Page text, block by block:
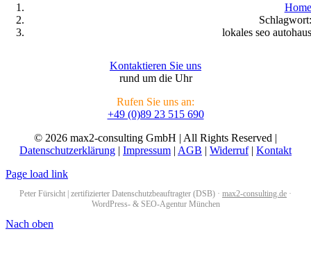
Home
Schlagwort:
lokales seo autohaus
Kontaktieren Sie uns
rund um die Uhr
Rufen Sie uns an:
+49 (0)89 23 515 690
© 2026 max2-consulting GmbH | All Rights Reserved |
Datenschutzerklärung | Impressum | AGB | Widerruf| Kontakt
Page load link
Peter Fürsicht | zertifizierter Datenschutzbeauftragter (DSB) · max2-consulting.de ·
WordPress- & SEO-Agentur München
Nach oben